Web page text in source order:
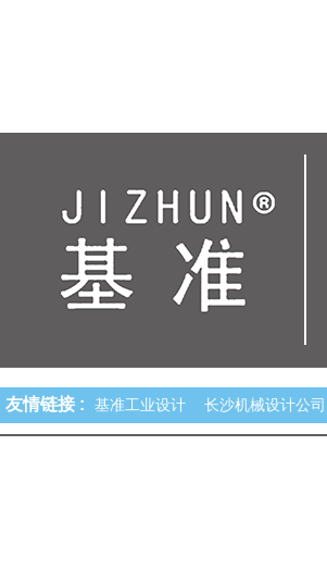
友情链接 : 基准工业设计 长沙机械设计公司